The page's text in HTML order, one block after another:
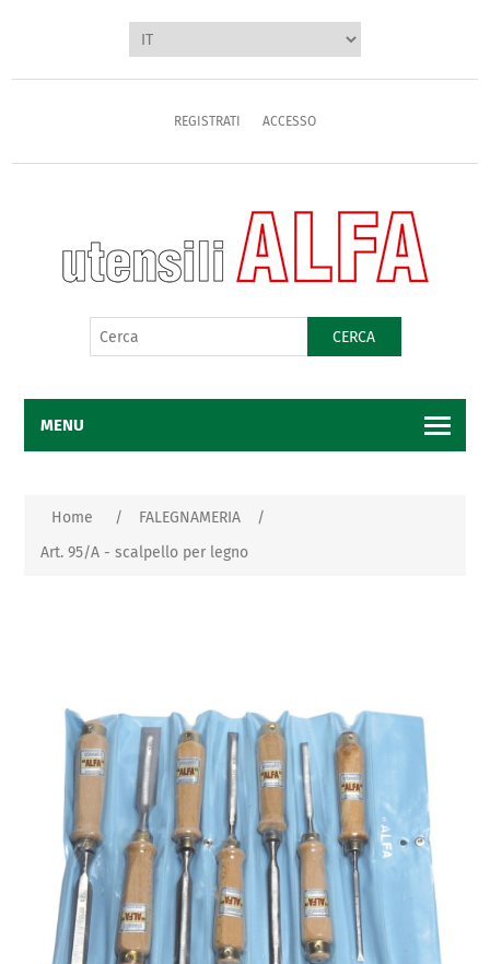
REGISTRATI ACCESSO
CERCA
MENU
Home / FALEGNAMERIA
/
Art. 95/A - scalpello per legno